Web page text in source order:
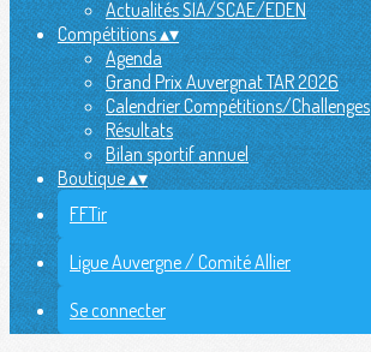
Actualités SIA/SCAE/EDEN
Compétitions▴▾
Agenda
Grand Prix Auvergnat TAR 2026
Calendrier Compétitions/Challenges
Résultats
Bilan sportif annuel
Boutique▴▾
FFTir
Ligue Auvergne / Comité Allier
Se connecter